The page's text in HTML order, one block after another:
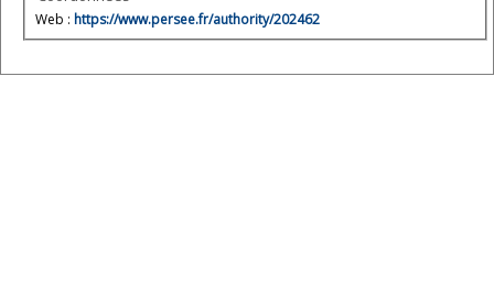
Web : https://www.persee.fr/authority/202462